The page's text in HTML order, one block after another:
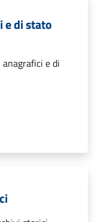
e di stato
e di